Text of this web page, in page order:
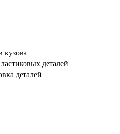
кузова
детaлей
деталeй